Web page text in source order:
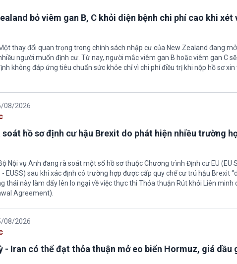
bỏ viêm gan B, C khỏi diện bệnh chi phí cao khi xét
thay đổi quan trọng trong chính sách nhập cư của New Zealand đang
người muốn định cư. Từ nay, người mắc viêm gan B hoặc viêm gan C
không đáp ứng tiêu chuẩn sức khỏe chỉ vì chi phí điều trị khi nộp hồ sơ xin
08/2026
soát hồ sơ định cư hậu Brexit do phát hiện nhiều trường
Nội vụ Anh đang rà soát một số hồ sơ thuộc Chương trình Định cư EU (EU
EUSS) sau khi xác định có trường hợp được cấp quy chế cư trú hậu Brexit
thái này làm dấy lên lo ngại về việc thực thi Thỏa thuận Rút khỏi Liên minh
Agreement).
08/2026
- Iran có thể đạt thỏa thuận mở eo biển Hormuz, giá dầu